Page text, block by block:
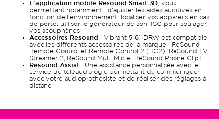
L'application mobile Resound Smart 3D , vous
permettant notamment : d'ajuster les aides auditives en
fonction de l'environnement, localiser vos appareils en cas
de perte, utiliser le générateur de son TSG pour soulager
vos acouphènes
Accessoires Resound : Vibrant 5-61-DRW est compatible
avec les différents accessoires de la marque : ReSound
Remote Control et Remote Control 2 (RC2), ReSound TV
Streamer 2, ReSound Multi Mic et ReSound Phone Clip+
Resound Assist : Une assistance personnalisée avec le
service de téléaudiologie permettant de communiquer
avec votre audioprothésiste et de réaliser des réglages à
distanc